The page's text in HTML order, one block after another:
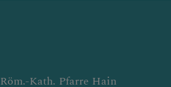
Röm.-Kath. Pfarre Hain